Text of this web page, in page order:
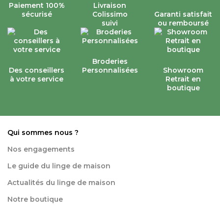
Paiement 100%
sécurisé
Livraison
Colissimo
suivi
Garanti satisfait
ou remboursé
Des conseillers
à votre service
Broderies
Personnalisées
Showroom
Retrait en
boutique
Qui sommes nous ?
Nos engagements
Le guide du linge de maison
Actualités du linge de maison
Notre boutique